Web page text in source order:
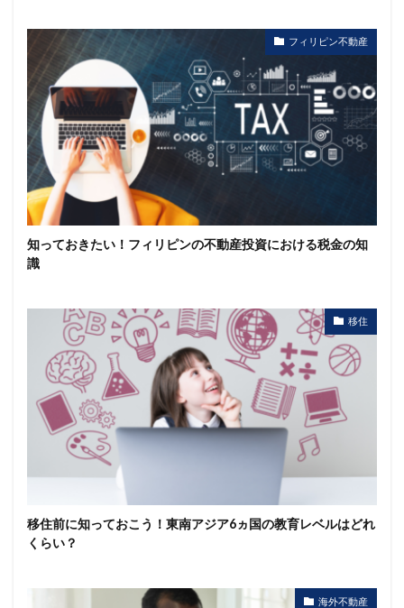
フィリピン不動産
知っておきたい！フィリピンの不動産投資における税金の知
識
移住
移住前に知っておこう！東南アジア6ヵ国の教育レベルはどれ
くらい？
海外不動産